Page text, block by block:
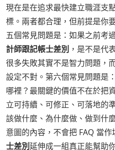
現在是在追求最快建立職涯支
標。兩者都合理，但前提是你
五個常見問題是：如果之前考
計師跟記帳士差別 ，是不是代
很多失敗其實不是智力問題，
設定不對。第六個常見問題是
哪裡？最關鍵的價值不在於把
立可持續、可修正、可落地的
該做什麼、為什麼做、做到什
意圖的內容，不會把 FAQ 當
士差別延伸成一組真正能幫助